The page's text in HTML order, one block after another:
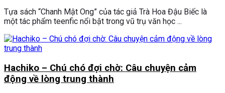
Tựa sách “Chanh Mật Ong” của tác giả Trà Hoa Đậu Biếc là
một tác phẩm teenfic nổi bật trong vũ trụ văn học ...
Hachiko – Chú chó đợi chờ: Câu chuyện cảm
động về lòng trung thành